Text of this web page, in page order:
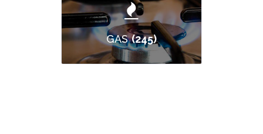
GAS (245)